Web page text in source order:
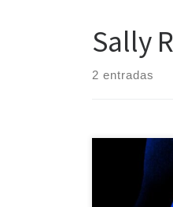
Sally
2 entradas
«Mis novias
morir» Ha